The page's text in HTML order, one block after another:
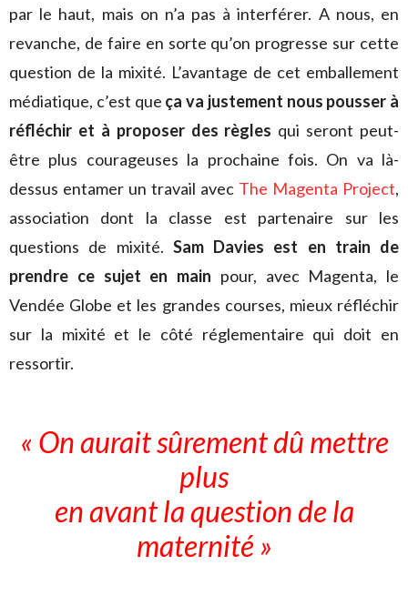
par le haut, mais on n’a pas à interférer. A nous, en
revanche, de faire en sorte qu’on progresse sur cette
question de la mixité. L’avantage de cet emballement
médiatique, c’est que ça va justement nous pousser à
réfléchir et à proposer des règles qui seront peut-
être plus courageuses la prochaine fois. On va là-
dessus entamer un travail avec The Magenta Project,
association dont la classe est partenaire sur les
questions de mixité. Sam Davies est en train de
prendre ce sujet en main pour, avec Magenta, le
Vendée Globe et les grandes courses, mieux réfléchir
sur la mixité et le côté réglementaire qui doit en
ressortir.
« On aurait sûrement dû mettre
plus
en avant la question de la
maternité »